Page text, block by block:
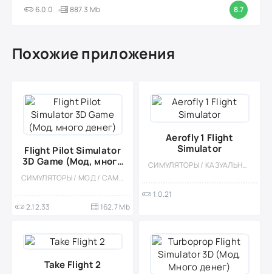
6.0.0 887.3 Mb 8.7
Похожие приложения
Flight Pilot Simulator
3D Game (Мод, много
денег)
СИМУЛЯТОРЫ / МОД / САМОЛЁТЫ / ОДНОПОЛЬЗОВАТЕЛЬСКИЕ / ОФЛАЙН / ОТКРЫТЫЙ МИР / РЕАЛИЗМ / ФИЗИКА / 3D / ВСТРОЕННЫЙ КЕШ
2.12.33 162.7 Mb
Aerofly 1 Flight
Simulator
СИМУЛЯТОРЫ / КАЗУАЛЬНЫЕ / ОДНОПОЛЬЗОВАТЕЛЬСКИЕ / РЕАЛИЗМ / ОФЛАЙН / МОД / БОЛЬШАЯ / 3D
1.0.21
Take Flight 2